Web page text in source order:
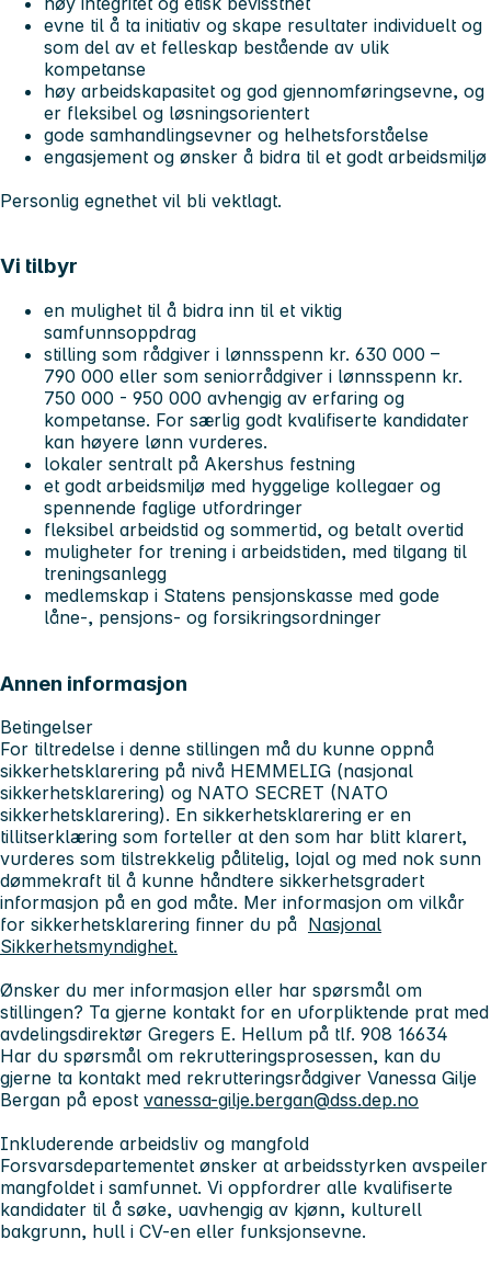
evne til å ta initiativ og skape resultater individuelt og
som del av et felleskap bestående av ulik
kompetanse
høy arbeidskapasitet og god gjennomføringsevne, og
er fleksibel og løsningsorientert
gode samhandlingsevner og helhetsforståelse
engasjement og ønsker å bidra til et godt arbeidsmiljø
Personlig egnethet vil bli vektlagt.
Vi tilbyr
en mulighet til å bidra inn til et viktig
samfunnsoppdrag
stilling som rådgiver i lønnsspenn kr. 630 000 –
790 000 eller som seniorrådgiver i lønnsspenn kr.
750 000 - 950 000 avhengig av erfaring og
kompetanse. For særlig godt kvalifiserte kandidater
kan høyere lønn vurderes.
lokaler sentralt på Akershus festning
et godt arbeidsmiljø med hyggelige kollegaer og
spennende faglige utfordringer
fleksibel arbeidstid og sommertid, og betalt overtid
muligheter for trening i arbeidstiden, med tilgang til
treningsanlegg
medlemskap i Statens pensjonskasse med gode
låne-, pensjons- og forsikringsordninger
Annen informasjon
Betingelser
For tiltredelse i denne stillingen må du kunne oppnå
sikkerhetsklarering på nivå HEMMELIG (nasjonal
sikkerhetsklarering) og NATO SECRET (NATO
sikkerhetsklarering). En sikkerhetsklarering er en
tillitserklæring som forteller at den som har blitt klarert,
vurderes som tilstrekkelig pålitelig, lojal og med nok sunn
dømmekraft til å kunne håndtere sikkerhetsgradert
informasjon på en god måte. Mer informasjon om vilkår
for sikkerhetsklarering finner du på Nasjonal
Sikkerhetsmyndighet.
Ønsker du mer informasjon eller har spørsmål om
stillingen? Ta gjerne kontakt for en uforpliktende prat med
avdelingsdirektør Gregers E. Hellum på tlf. 908 16634
Har du spørsmål om rekrutteringsprosessen, kan du
gjerne ta kontakt med rekrutteringsrådgiver Vanessa Gilje
Bergan på epost vanessa-gilje.bergan@dss.dep.no
Inkluderende arbeidsliv og mangfold
Forsvarsdepartementet ønsker at arbeidsstyrken avspeiler
mangfoldet i samfunnet. Vi oppfordrer alle kvalifiserte
kandidater til å søke, uavhengig av kjønn, kulturell
bakgrunn, hull i CV-en eller funksjonsevne.